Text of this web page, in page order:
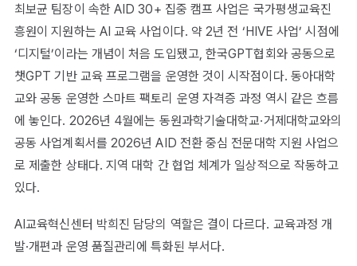
최보균 팀장이 속한 AID 30+ 집중 캠프 사업은 국가평생교육진
흥원이 지원하는 AI 교육 사업이다. 약 2년 전 ‘HIVE 사업’ 시점에
‘디지털’이라는 개념이 처음 도입됐고, 한국GPT협회와 공동으로
챗GPT 기반 교육 프로그램을 운영한 것이 시작점이다. 동아대학
교와 공동 운영한 스마트 팩토리 운영 자격증 과정 역시 같은 흐름
에 놓인다. 2026년 4월에는 동원과학기술대학교·거제대학교와의
공동 사업계획서를 2026년 AID 전환 중심 전문대학 지원 사업으
로 제출한 상태다. 지역 대학 간 협업 체계가 일상적으로 작동하고
있다.
AI교육혁신센터 박희진 담당의 역할은 결이 다르다. 교육과정 개
발·개편과 운영 품질관리에 특화된 부서다.